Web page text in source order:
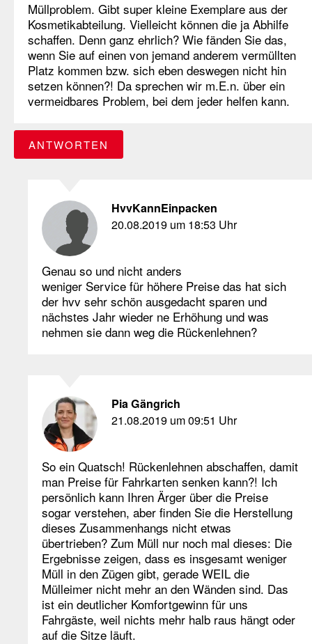
Müllproblem. Gibt super kleine Exemplare aus der
Kosmetikabteilung. Vielleicht können die ja Abhilfe
schaffen. Denn ganz ehrlich? Wie fänden Sie das,
wenn Sie auf einen von jemand anderem vermüllten
Platz kommen bzw. sich eben deswegen nicht hin
setzen können?! Da sprechen wir m.E.n. über ein
vermeidbares Problem, bei dem jeder helfen kann.
ANTWORTEN
HvvKannEinpacken
20.08.2019 um 18:53 Uhr
Genau so und nicht anders
weniger Service für höhere Preise das hat sich
der hvv sehr schön ausgedacht sparen und
nächstes Jahr wieder ne Erhöhung und was
nehmen sie dann weg die Rückenlehnen?
Pia Gängrich
21.08.2019 um 09:51 Uhr
So ein Quatsch! Rückenlehnen abschaffen, damit
man Preise für Fahrkarten senken kann?! Ich
persönlich kann Ihren Ärger über die Preise
sogar verstehen, aber finden Sie die Herstellung
dieses Zusammenhangs nicht etwas
übertrieben? Zum Müll nur noch mal dieses: Die
Ergebnisse zeigen, dass es insgesamt weniger
Müll in den Zügen gibt, gerade WEIL die
Mülleimer nicht mehr an den Wänden sind. Das
ist ein deutlicher Komfortgewinn für uns
Fahrgäste, weil nichts mehr halb raus hängt oder
auf die Sitze läuft.